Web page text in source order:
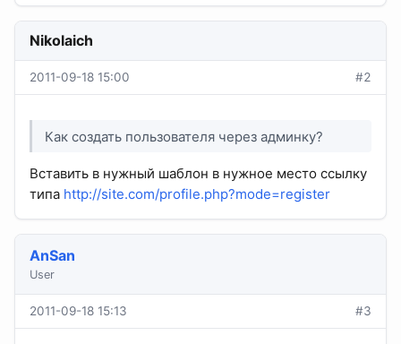
Nikolaich
2011-09-18 15:00 #2
Как создать пользователя через админку?
Вставить в нужный шаблон в нужное место ссылку
типа http://site.com/profile.php?mode=register
AnSan
User
2011-09-18 15:13 #3